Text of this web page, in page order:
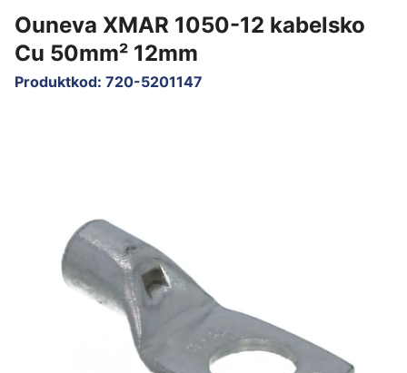
Ouneva XMAR 1050-12 kabelsko
Cu 50mm² 12mm
Produktkod: 720-5201147